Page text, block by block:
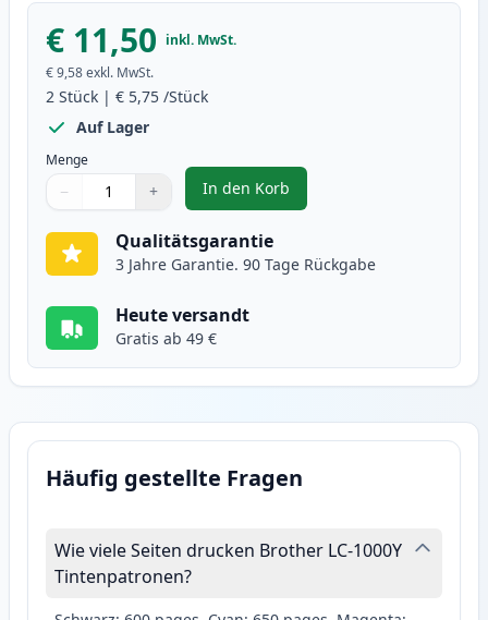
€ 11,50 inkl. MwSt.
€ 9,58exkl. MwSt.
2 Stück | € 5,75 /Stück
Auf Lager
Menge
Verwenden Sie die Tasten, um anzupassen
− +
1
In den Korb
, 2 stück Brother LC1000Y gelb
Qualitätsgarantie
3 Jahre Garantie. 90 Tage Rückgabe
Heute versandt
Gratis ab 49 €
Häufig gestellte Fragen
Wie viele Seiten drucken Brother LC-1000Y
Tintenpatronen?